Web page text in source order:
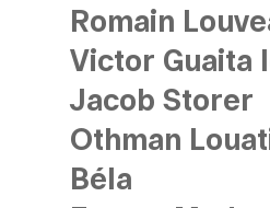
Romain
Victor Guaita
Jacob Storer
Othman
Béla